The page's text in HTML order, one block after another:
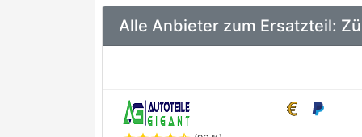
Alle Anbieter zum Ersatzteil: